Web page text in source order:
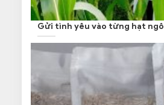
Gửi tình yêu vào từng hạt ngô